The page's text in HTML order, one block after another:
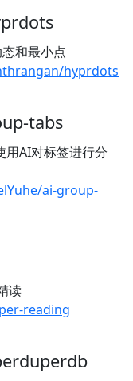
和最小点
hyprdots
tabs
AI对标签进行分
ai-group-
读
reading